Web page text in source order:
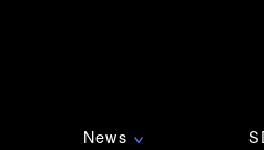
News ∨